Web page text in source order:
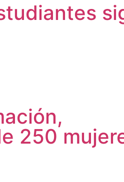
250